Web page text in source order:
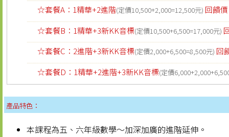
☆套餐A：1精華+2進階(定價10,500+2,000=12,500元) 回饋價
☆套餐B：1精華+3新KK音標(定價10,500+6,500=17,000元)
☆套餐C：2進階+3新KK音標(定價2,000+6,500=8,500元) 回
☆套餐D：1精華+2進階+3新KK音標(定價
產品特色：
本課程為五、六年級數學～加深加廣的進階延伸。